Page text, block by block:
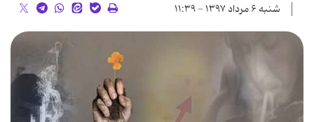
شنبه ۶ مرداد ۱۳۹۷ - ۱۱:۳۹